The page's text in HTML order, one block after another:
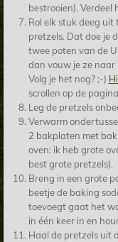
bestrooien). Verdeel
Rol elk stuk deeg
pretzels. Dat doe je
twee poten van de
dan vouw je ze naar
Volg je het nog? ;-)
scrollen op de
Leg de pretzels
Verwarm
2 bakplaten met
oven: ik heb grote
best grote pretzels).
Breng in een grote
beetje de baking
toevoegt gaat het
in één keer in en
Haal de pretzels uit